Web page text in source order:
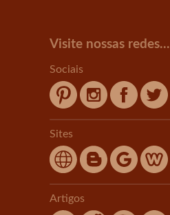
Visite nossas redes...
Sociais
Sites
Artigos